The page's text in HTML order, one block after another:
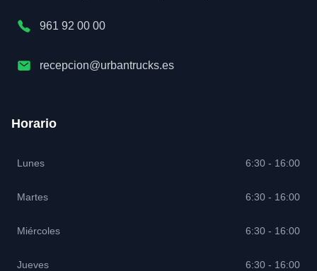
961 92 00 00
recepcion@urbantrucks.es
Horario
Lunes 6:30 - 16:00
Martes 6:30 - 16:00
Miércoles 6:30 - 16:00
Jueves 6:30 - 16:00